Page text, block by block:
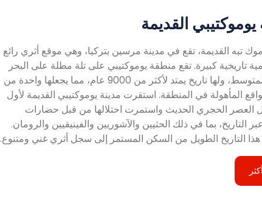
يوموكتيبي القديمة
تبه القديمة، تقع في مدينة مرسين بتركيا، وهي موقع أثري رائع
تاريخية كبيرة. تقع منطقة يوموكتيبي على تلة مطلة على البحر
الأبيض المتوسط، ولها تاريخ يمتد لأكثر من 9000 عام، مما يجعلها واحدة من
المأهولة في المنطقة. استقرت مدينة يوموكتيبي القديمة لأول
العصر الحجري الحديث واستمرت احتلالها من قبل حضارات
التاريخ، بما في ذلك الحثيين والآشوريين والفينيقيين والرومان.
التاريخ الطويل من السكن المستمر إلى سجل أثري غني ومتنوع.